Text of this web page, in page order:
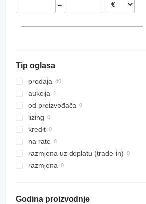
Belgija
–
Tip oglasa
prodaja
aukcija
od proizvođača
lizing
kredit
na rate
razmjena uz doplatu (trade-in)
razmjena
Godina proizvodnje